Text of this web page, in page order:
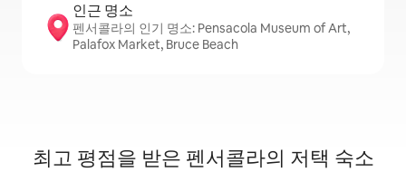
인근 명소
펜서콜라의 인기 명소: Pensacola Museum of Art,
Palafox Market, Bruce Beach
최고 평점을 받은 펜서콜라의 저택 숙소